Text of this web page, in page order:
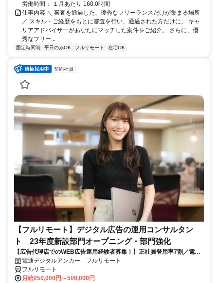
労働時間： １月あたり 160.0時間
仕事内容 ＼ 審査を通過した、優秀なフリーランスだけが集まる場所
／ スキル・ご経歴をもとに審査を行い、通過された方だけに、 キャ
リアアドバイザーがあなたにマッチした案件をご紹介。 さらに、優
秀なフリー...
固定時間制 平日のみOK フルリモート 在宅OK
契約社員
【フルリモート】デジタル広告の運用コンサルタン
ト 23年度新設部門オープニング・部門強化
【広告代理店でのWEB広告運用経験者募集！】正社員登用率7割／電通
G／全国×完全在宅／年休126日・土日祝休み／残業月平均4時間19分
電通デジタルアンカー フルリモート
フルリモート
月給250,000円～500,000円